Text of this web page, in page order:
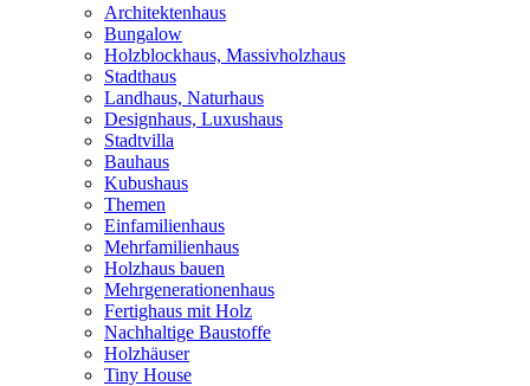
Architektenhaus
Bungalow
Holzblockhaus, Massivholzhaus
Stadthaus
Landhaus, Naturhaus
Designhaus, Luxushaus
Stadtvilla
Bauhaus
Kubushaus
Themen
Einfamilienhaus
Mehrfamilienhaus
Holzhaus bauen
Mehrgenerationenhaus
Fertighaus mit Holz
Nachhaltige Baustoffe
Holzhäuser
Tiny House